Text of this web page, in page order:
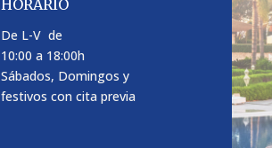
HORARIO
De L-V de
10:00 a 18:00h
Sábados, Domingos y
festivos con cita previa